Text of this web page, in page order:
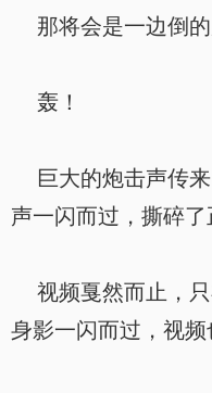
那将会是一边倒的
轰！
巨大的炮击声传来
声一闪而过，撕碎了
视频戛然而止，只
身影一闪而过，视频